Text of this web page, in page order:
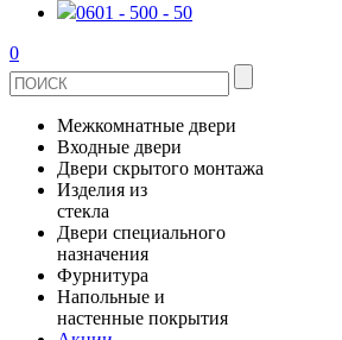
0601 - 500 - 50
0
Межкомнатные двери
ШПОНИРОВАНЫЕ
ЭКОШПОН
ЭМАЛЬ
ИЗ МАССИВА СОСНЫ
Входные двери
МЕТАЛЛИЧЕСКИЕ ДВЕРИ
В КВАРТИРУ
ДЛЯ ДОМА
Двери скрытого монтажа
СТЕКЛЯННЫЕ
ЗЕРКАЛЬНЫЕ
КЕРАМОГРАНИТ
Изделия из
стекла
ДВЕРИ
ДУШЕВЫЕ КАБИНЫ И ПЕРЕГОРОДКИ
Двери специального
назначения
ПРОТИВОПОЖАРНЫЕ
Фурнитура
ДВЕРНЫЕ РУЧКИ
Напольные и
настенные покрытия